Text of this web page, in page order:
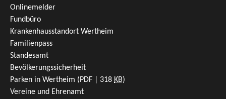
Onlinemelder
Fundbüro
Krankenhausstandort Wertheim
Familienpass
Standesamt
Bevölkerungssicherheit
Parken in Wertheim (PDF | 318 KB)
Vereine und Ehrenamt